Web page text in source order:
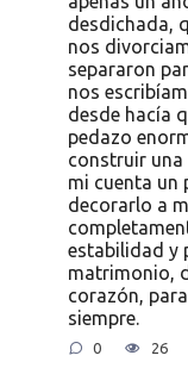
desdichada,
nos
separaron
nos
desde hacía
pedazo
construir
mi cuenta un
decorarlo a
estabilidad y
matrimonio,
corazón,
siempre.
0 26